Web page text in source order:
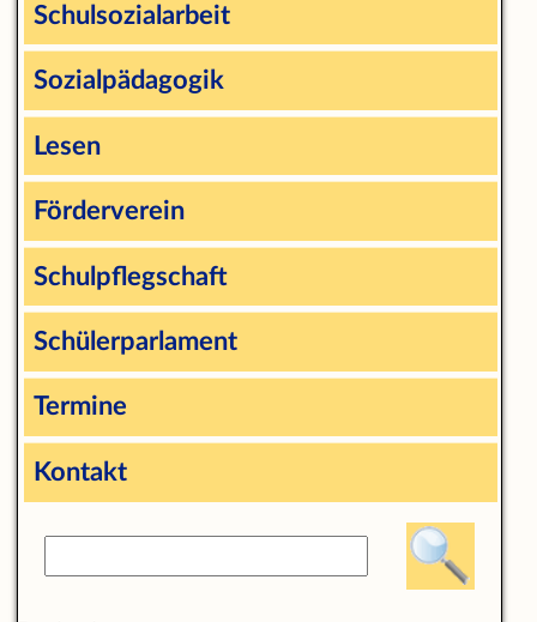
Schulsozialarbeit
Sozialpädagogik
Lesen
Förderverein
Schulpflegschaft
Schülerparlament
Termine
Kontakt